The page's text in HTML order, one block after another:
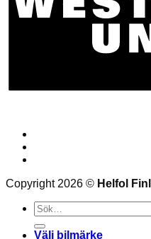
Copyright 2026 © Helfol
Sök
efter:
Välj bilmärke